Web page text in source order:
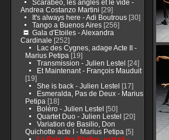
Scarabeo, les angles et le vide -
Andrea Costanzo Martini [29]
It's always here - Adi Boutrous[30]
Tango a Buenos Aires[256]
Gala d'Etoiles - Alexandra
Cardinale [252]
Lac des Cygnes, adage Acte II -
Marius Petipa [19]
Transmission - Julien Lestel [24]
Et Maintenant - François Mauduit
[19]
She is back - Julien Lestel [17]
Esmeralda, Pas de Deux - Marius
Petipa [18]
Boléro - Julien Lestel [50]
Quartet Duo - Julien Lestel [20]
Variation de Basilio, Don
Quichotte acte I - Marius Petipa [5]